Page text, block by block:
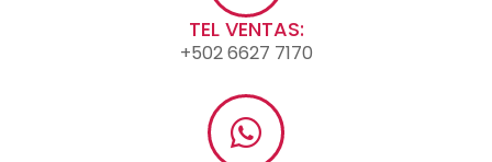
TEL VENTAS:
+502 6627 7170